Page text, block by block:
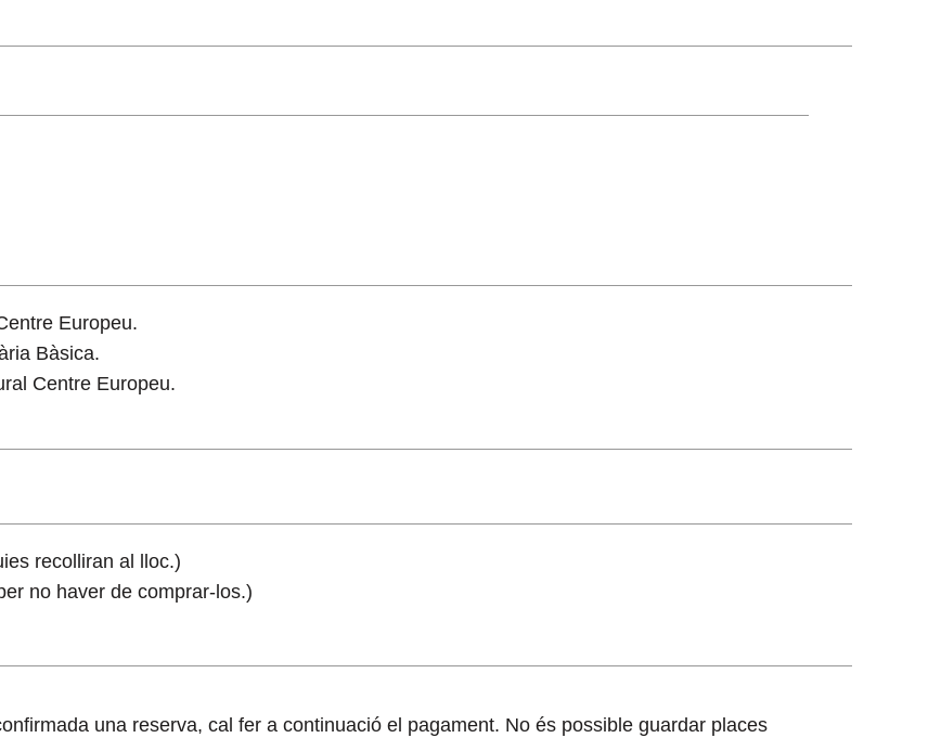
Europeu.
Bàsica.
Centre Europeu.
recolliran al lloc.)
no haver de comprar-los.)
una reserva, cal fer a continuació el pagament. No és possible guardar places